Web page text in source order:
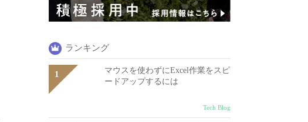
ランキング
マウスを使わずにExcel作業をスピ
ードアップするには
Tech Blog